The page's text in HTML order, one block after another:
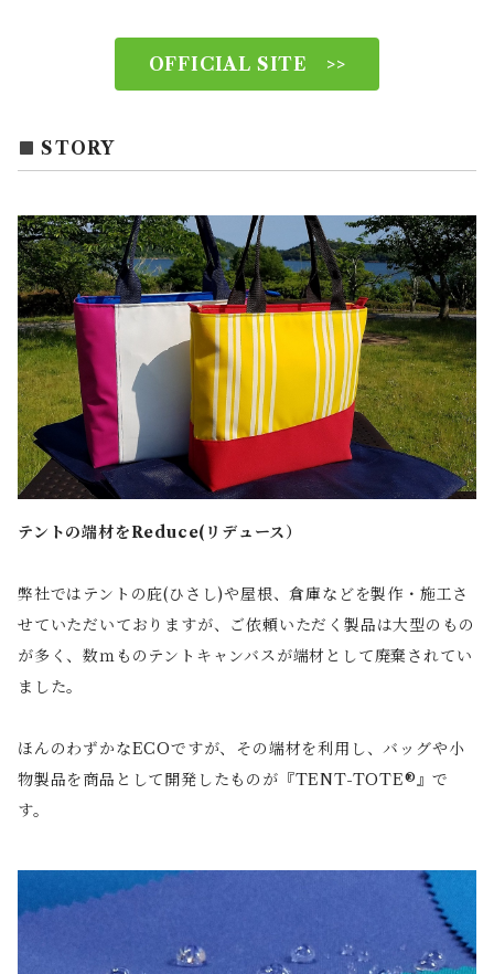
OFFICIAL SITE >>
STORY
テントの端材をReduce(リデュース）
弊社ではテントの庇(ひさし)や屋根、倉庫などを製作・施工さ
せていただいておりますが、ご依頼いただく製品は大型のもの
が多く、数ｍものテントキャンバスが端材として廃棄されてい
ました。
ほんのわずかなECOですが、その端材を利用し、バッグや小
物製品を商品として開発したものが『TENT-TOTE®』で
す。